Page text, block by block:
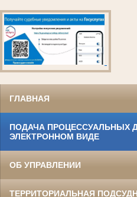
ГЛАВНАЯ
ПОДАЧА ПРОЦЕССУАЛЬНЫХ
ЭЛЕКТРОННОМ ВИДЕ
ОБ УПРАВЛЕНИИ
ТЕРРИТОРИАЛЬНАЯ